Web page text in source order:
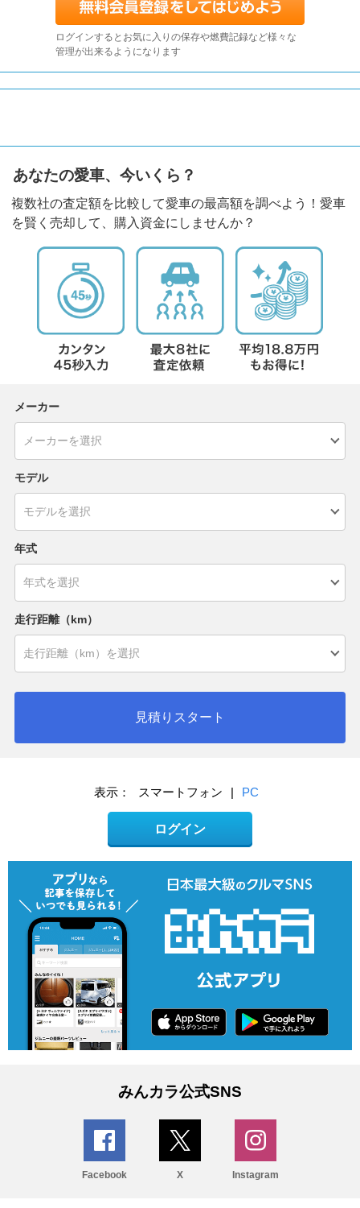
ログインするとお気に入りの保存や燃費記録など様々な
管理が出来るようになります
あなたの愛車、今いくら？
複数社の査定額を比較して愛車の最高額を調べよう！愛車
を賢く売却して、購入資金にしませんか？
メーカー
モデル
年式
走行距離（km）
見積りスタート
表示： スマートフォン | PC
ログイン
みんカラ公式SNS
Facebook X Instagram